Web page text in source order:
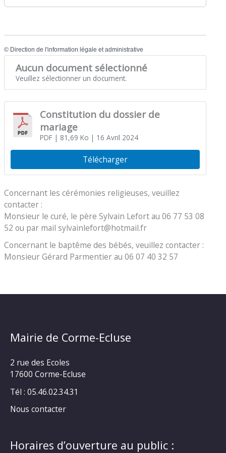
© Direction de l'information légale et administrative
Aucun document sélectionné
Veuillez sélectionner un document.
Constitution du dossier de
mariage
PDF| 81,69 Ko | 16 Avril 2024
Télécharger
Concernant les cérémonies religieuses, veuillez
contacter :
Monsieur le curé, le père Sylvain Lefort au 06 77 53 08
52 ou par mail sylvainlefort@hotmail.fr
Concernant le baptême des bébés, veuillez contacter :
Monsieur Gérard Parmentier au 06 07 40 32 57
Mairie de Corme-Ecluse
2 rue des Ecoles
17600 Corme-Ecluse
Tél : 05.46.02.34.31
Nous contacter
Horaires d’ouverture au public :